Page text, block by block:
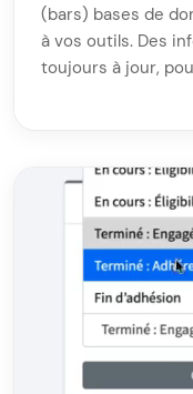
(bars) bases de
à vos outils. Des
toujours à jour,